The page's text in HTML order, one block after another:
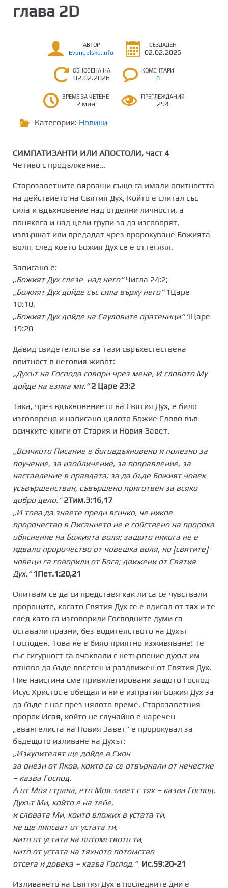
глава 2D
АВТОР
Evangelsko.info
СЪЗДАДЕН
02.02.2026
ОБНОВЕНА НА
02.02.2026
КОМЕНТАРИ
0
ВРЕМЕ ЗА ЧЕТЕНЕ
2 мин
ПРЕГЛЕЖДАНИЯ
294
Категории: Новини
СИМПАТИЗАНТИ ИЛИ АПОСТОЛИ, част 4
Четиво с продължение…
Старозаветните вярващи също са имали опитността
на действието на Святия Дух, Който е слитал със
сила и вдъхновение над отделни личности, а
понякога и над цели групи за да изговорят,
извършат или предадат чрез пророкуване Божията
воля, след което Божия Дух се е оттеглял.
Записано е:
„Божият Дух слезе над него“Числа 24:2;
„Божият Дух дойде със сила върху него“1Царе
10:10,
„Божият Дух дойде на Сауловите пратеници“ 1Царе
19:20
Давид свидетелства за тази свръхестествена
опитност в неговия живот:
„Духът на Господа говори чрез мене, И словото Му
дойде на езика ми.“ 2 Царе 23:2
Така, чрез вдъхновението на Святия Дух, е било
изговорено и написано цялото Божие Слово във
всичките книги от Стария и Новия Завет.
„Всичкото Писание е боговдъхновено и полезно за
поучение, за изобличение, за поправление, за
наставление в правдата; за да бъде Божият човек
усъвършенстван, съвършено приготвен за всяко
добро дело.“ 2Тим.3:16,17
„И това да знаете преди всичко, че никое
пророчество в Писанието не е собствено на пророка
обяснение на Божията воля; защото никога не е
идвало пророчество от човешка воля, но [святите]
човеци са говорили от Бога; движени от Святия
Дух.“ 1Пет.1:20,21
Опитвам се да си представя как ли са се чувствали
пророците, когато Святия Дух се е вдигал от тях и те
след като са изговорили Господните думи са
оставали празни, без водителството на Духът
Господен. Това не е било приятно изживяване! Те
със сигурност са очаквали с нетърпение духът им
отново да бъде посетен и раздвижен от Святия Дух.
Ние наистина сме привилегировани защото Господ
Исус Христос е обещал и ни е изпратил Божия Дух за
да бъде с нас през цялото време. Старозаветния
пророк Исая, който не случайно е наречен
„евангелиста на Новия Завет“ е пророкувал за
бъдещото изливане на Духът:
„Изкупителят ще дойде в Сион
за онези от Яков, които са се отвърнали от нечестие
– казва Господ.
А от Моя страна, ето Моя завет с тях – казва Господ:
Духът Ми, който е на тебе,
и словата Ми, които вложих в устата ти,
не ще липсват от устата ти,
нито от устата на потомството ти,
нито от устата на тяхното потомство
отсега и довека – казва Господ.“ Ис.59:20-21
Изливането на Святия Дух в последните дни е